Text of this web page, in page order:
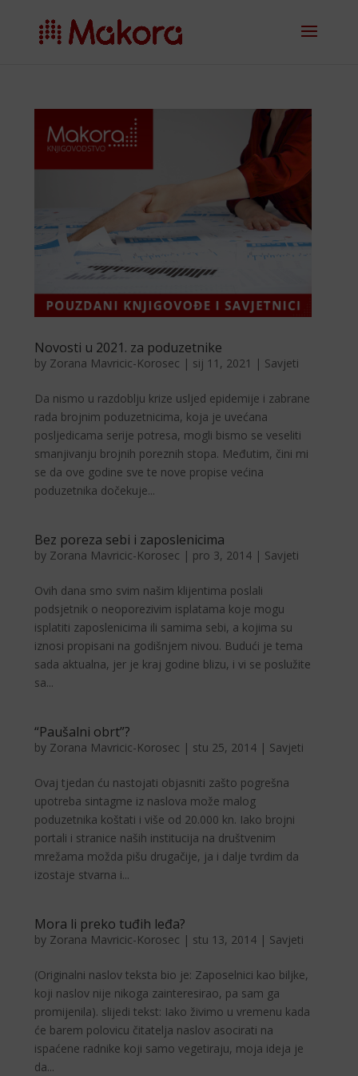
Novosti u 2021. za poduzetnike
by Zorana Mavricic-Korosec | sij 11, 2021 | Savjeti
Da nismo u razdoblju krize usljed epidemije i zabrane
rada brojnim poduzetnicima, koja je uvećana
posljedicama serije potresa, mogli bismo se veseliti
smanjivanju brojnih poreznih stopa. Međutim, čini mi
se da ove godine sve te nove propise većina
poduzetnika dočekuje...
Bez poreza sebi i zaposlenicima
by Zorana Mavricic-Korosec | pro 3, 2014 | Savjeti
Ovih dana smo svim na­šim klijentima poslali
podsjetnik o neoporezivim is­platama koje mogu
isplatiti zaposlenicima ili samima sebi, a kojima su
iznosi pro­pisani na godišnjem nivou. Budući je tema
sada aktualna, jer je kraj godine blizu, i vi se poslužite
sa...
“Paušalni obrt”?
by Zorana Mavricic-Korosec | stu 25, 2014 | Savjeti
Ovaj tjedan ću nastojati objasniti zašto pogrešna
upo­treba sintagme iz naslova može malog
poduzetnika koštati i više od 20.000 kn. Iako brojni
portali i stra­nice naših institucija na dru­štvenim
mrežama možda pišu drugačije, ja i dalje tvr­dim da
izostaje stvarna i...
Mora li preko tuđih leđa?
by Zorana Mavricic-Korosec | stu 13, 2014 | Savjeti
(Originalni naslov teksta bio je: Zaposelnici kao biljke,
koji naslov nije nikoga zainteresirao, pa sam ga
promijenila). slijedi tekst: Iako živimo u vremenu kada
će barem polovicu či­tatelja naslov asocirati na
ispaćene radnike koji samo vegetiraju, moja ideja je
da...